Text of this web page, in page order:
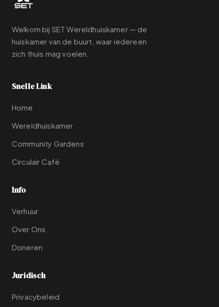
Welkom bij SET Wereldhuiskamer — de
huiskamer van de buurt, waar iedereen
zich thuis mag voelen.
Snelle Link
Home
Wereldhuiskamer
Community Gardens
Circulair Café
Info
Verhuur
Over Ons
Doneren
Juridisch
Privacybeleid